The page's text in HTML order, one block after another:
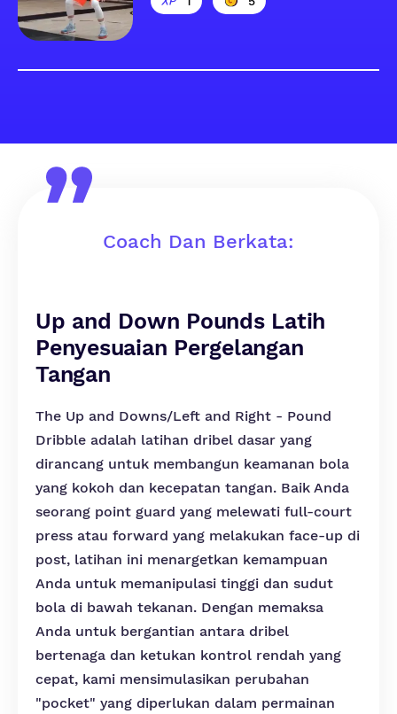
Coach Dan Berkata:
Up and Down Pounds Latih
Penyesuaian Pergelangan
Tangan
The Up and Downs/Left and Right - Pound
Dribble adalah latihan dribel dasar yang
dirancang untuk membangun keamanan bola
yang kokoh dan kecepatan tangan. Baik Anda
seorang point guard yang melewati full-court
press atau forward yang melakukan face-up di
post, latihan ini menargetkan kemampuan
Anda untuk memanipulasi tinggi dan sudut
bola di bawah tekanan. Dengan memaksa
Anda untuk bergantian antara dribel
bertenaga dan ketukan kontrol rendah yang
cepat, kami mensimulasikan perubahan
"pocket" yang diperlukan dalam permainan